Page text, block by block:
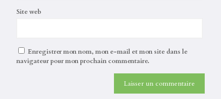
Site web
Enregistrer mon nom, mon e-mail et mon site dans le
navigateur pour mon prochain commentaire.